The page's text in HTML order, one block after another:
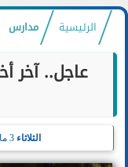
الرئيسية مدارس
عاجل.. آخر
الثلاثاء 3 مارس 2026